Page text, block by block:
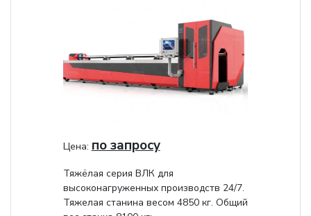
Цена: по запросу
Тяжёлая серия ВЛК для
высоконагруженных производств 24/7.
Тяжелая станина весом 4850 кг. Общий